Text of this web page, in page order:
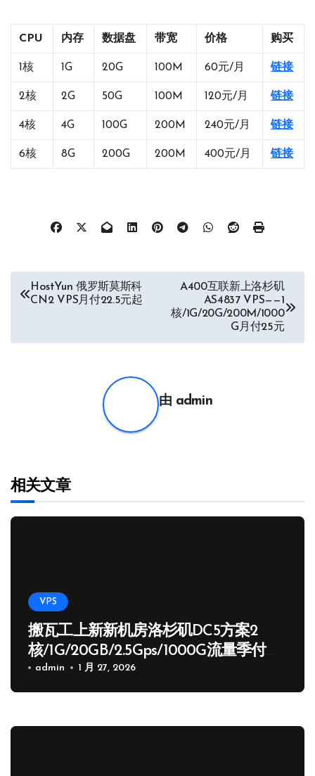
CPU 内存 数据盘 带宽 价格 购买
1核 1G 20G 100M 60元/月 链接
2核 2G 50G 100M 120元/月 链接
4核 4G 100G 200M 240元/月 链接
6核 8G 200G 200M 400元/月 链接
HostYun 俄罗斯莫斯科
CN2 VPS月付22.5元起
A400互联新上洛杉矶
AS4837 VPS——1
核/1G/20G/200M/1000
G月付25元
由 admin
相关文章
VPS
搬瓦工上新新机房洛杉矶DC5方案2
核/1G/20GB/2.5Gps/1000G流量季付
65.89 USD
admin 1 月 27, 2026